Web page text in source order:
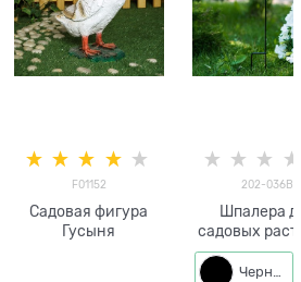
F01152
Садовая фигура
Гусыня
202-036B
Шпалера
садовых
Судак 202-
смЧерный